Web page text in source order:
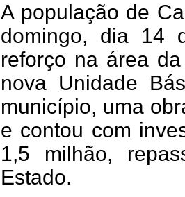
A população de
domingo, dia 14
reforço na área
nova Unidade
município, uma
e contou com
1,5 milhão,
Estado.